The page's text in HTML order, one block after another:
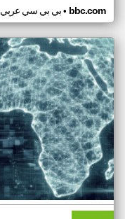
بي بي سي عربي• bbc.com